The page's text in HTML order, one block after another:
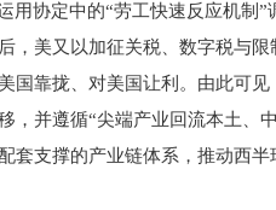
协定中的“劳工快速反应机制
美又以加征关税、数字税与
靠拢、对美国让利。由此可
并遵循“尖端产业回流本土、
支撑的产业链体系，推动西